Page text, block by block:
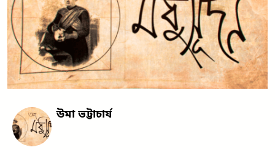
উমা ভট্টাচার্য